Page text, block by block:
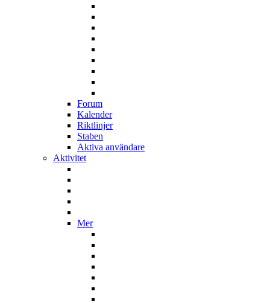
Forum
Kalender
Riktlinjer
Staben
Aktiva användare
Aktivitet
Mer